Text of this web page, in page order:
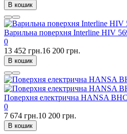
В кошик
Варильна поверхня Interline HIV
0
13 452 грн.16 200 грн.
В кошик
Поверхня електрична HANSA
0
7 674 грн.10 200 грн.
В кошик